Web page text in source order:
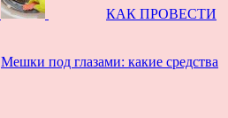
КАК ПРОВЕСТИ
Мешки под глазами: какие средства